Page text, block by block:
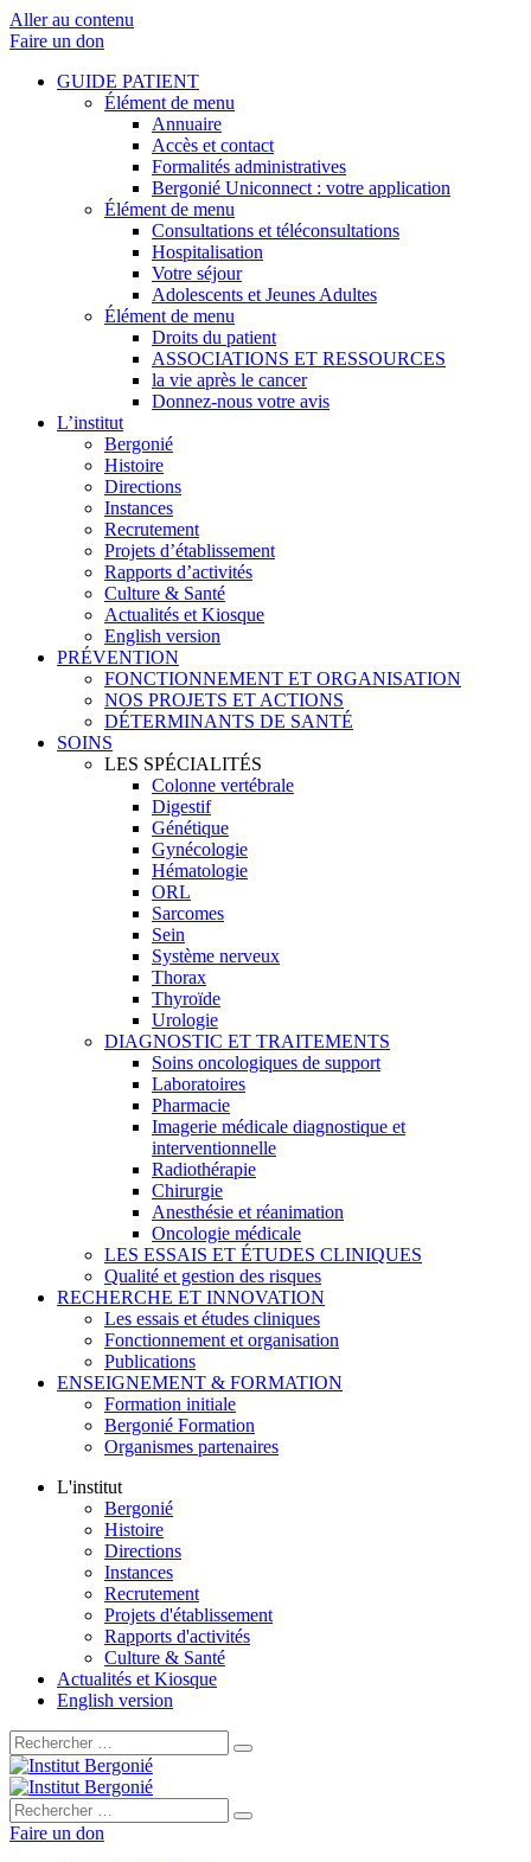
Aller au contenu
Faire un don
GUIDE PATIENT
Élément de menu
Annuaire
Accès et contact
Formalités administratives
Bergonié Uniconnect : votre application
Élément de menu
Consultations et téléconsultations
Hospitalisation
Votre séjour
Adolescents et Jeunes Adultes
Élément de menu
Droits du patient
ASSOCIATIONS ET RESSOURCES
la vie après le cancer
Donnez-nous votre avis
L’institut
Bergonié
Histoire
Directions
Instances
Recrutement
Projets d’établissement
Rapports d’activités
Culture & Santé
Actualités et Kiosque
English version
PRÉVENTION
FONCTIONNEMENT ET ORGANISATION
NOS PROJETS ET ACTIONS
DÉTERMINANTS DE SANTÉ
SOINS
LES SPÉCIALITÉS
Colonne vertébrale
Digestif
Génétique
Gynécologie
Hématologie
ORL
Sarcomes
Sein
Système nerveux
Thorax
Thyroïde
Urologie
DIAGNOSTIC ET TRAITEMENTS
Soins oncologiques de support
Laboratoires
Pharmacie
Imagerie médicale diagnostique et
interventionnelle
Radiothérapie
Chirurgie
Anesthésie et réanimation
Oncologie médicale
LES ESSAIS ET ÉTUDES CLINIQUES
Qualité et gestion des risques
RECHERCHE ET INNOVATION
Les essais et études cliniques
Fonctionnement et organisation
Publications
ENSEIGNEMENT & FORMATION
Formation initiale
Bergonié Formation
Organismes partenaires
L'institut
Bergonié
Histoire
Directions
Instances
Recrutement
Projets d'établissement
Rapports d'activités
Culture & Santé
Actualités et Kiosque
English version
Rechercher :
Rechercher :
Faire un don